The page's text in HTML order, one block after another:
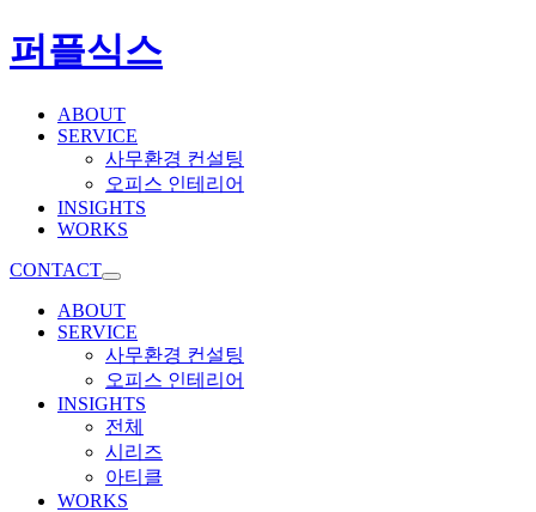
퍼플식스
ABOUT
SERVICE
사무환경 컨설팅
오피스 인테리어
INSIGHTS
WORKS
CONTACT
ABOUT
SERVICE
사무환경 컨설팅
오피스 인테리어
INSIGHTS
전체
시리즈
아티클
WORKS